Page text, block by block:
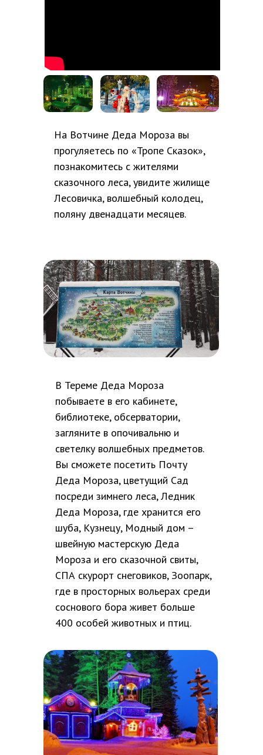
На Вотчине Деда Мороза вы
прогуляетесь по «Тропе Сказок»,
познакомитесь с жителями
сказочного леса, увидите жилище
Лесовичка, волшебный колодец,
поляну двенадцати месяцев.
В Тереме Деда Мороза
побываете в его кабинете,
библиотеке, обсерватории,
загляните в опочивальню и
светелку волшебных предметов.
Вы сможете посетить Почту
Деда Мороза, цветущий Сад
посреди зимнего леса, Ледник
Деда Мороза, где хранится его
шуба, Кузнецу, Модный дом –
швейную мастерскую Деда
Мороза и его сказочной свиты,
СПА скурорт снеговиков, Зоопарк,
где в просторных вольерах среди
соснового бора живет больше
400 особей животных и птиц.